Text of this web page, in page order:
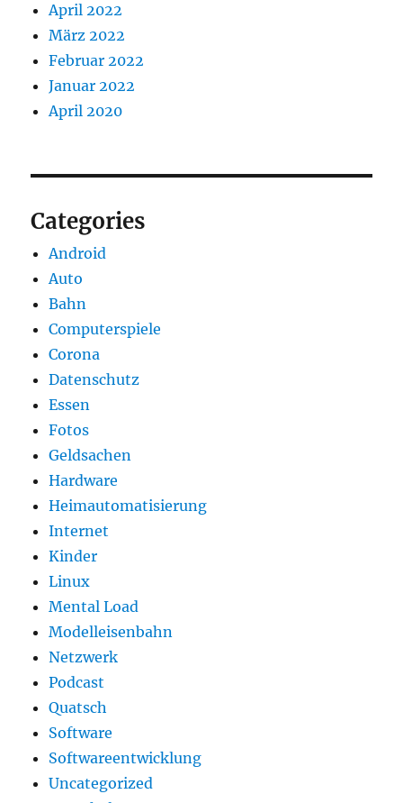
April 2022
März 2022
Februar 2022
Januar 2022
April 2020
Categories
Android
Auto
Bahn
Computerspiele
Corona
Datenschutz
Essen
Fotos
Geldsachen
Hardware
Heimautomatisierung
Internet
Kinder
Linux
Mental Load
Modelleisenbahn
Netzwerk
Podcast
Quatsch
Software
Softwareentwicklung
Uncategorized